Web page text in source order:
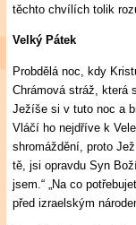
těchto chvílích tolik
Velký Pátek
Probdělá noc, kdy
Chrámová stráž, která
Ježíše si v tuto noc a
Vláčí ho nejdříve k
shromáždění, proto
tě, jsi opravdu Syn
jsem.“ „Na co
před izraelským